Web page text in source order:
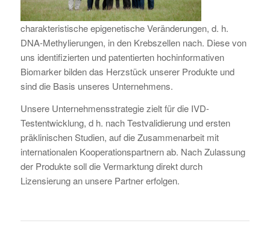
charakteristische epigenetische Veränderungen, d. h.
DNA-Methylierungen, in den Krebszellen nach. Diese von
uns identifizierten und patentierten hochinformativen
Biomarker bilden das Herzstück unserer Produkte und
sind die Basis unseres Unternehmens.
Unsere Unternehmensstrategie zielt für die IVD-
Testentwicklung, d h. nach Testvalidierung und ersten
präklinischen Studien, auf die Zusammenarbeit mit
internationalen Kooperationspartnern ab. Nach Zulassung
der Produkte soll die Vermarktung direkt durch
Lizensierung an unsere Partner erfolgen.